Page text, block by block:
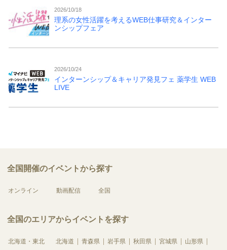
2026/10/18
理系の女性活躍を考えるWEB仕事研究＆インター
ンシップフェア
2026/10/24
インターンシップ＆キャリア発見フェ 薬学生 WEB
LIVE
全国開催のイベントから探す
オンライン 動画配信 全国
全国のエリアからイベントを探す
北海道・東北 北海道 青森県 岩手県 秋田県 宮城県
山形県